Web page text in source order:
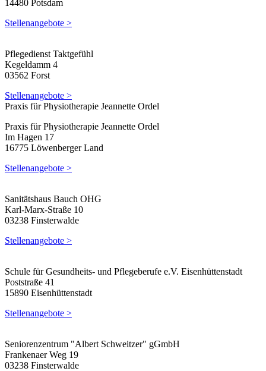
14480 Potsdam
Stellenangebote >
Pflegedienst Taktgefühl
Kegeldamm 4
03562 Forst
Stellenangebote >
Praxis für Physiotherapie Jeannette Ordel
Praxis für Physiotherapie Jeannette Ordel
Im Hagen 17
16775 Löwenberger Land
Stellenangebote >
Sanitätshaus Bauch OHG
Karl-Marx-Straße 10
03238 Finsterwalde
Stellenangebote >
Schule für Gesundheits- und Pflegeberufe e.V. Eisenhüttenstadt
Poststraße 41
15890 Eisenhüttenstadt
Stellenangebote >
Seniorenzentrum "Albert Schweitzer" gGmbH
Frankenaer Weg 19
03238 Finsterwalde